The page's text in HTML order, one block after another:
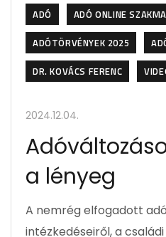
ADÓ
ADÓ ONLINE
ADÓTÖRVÉNYEK 2025
DR. KOVÁCS FERENC
2024.12.04.
a lényeg
A nemrég elfogadott
intézkedéseiről, a